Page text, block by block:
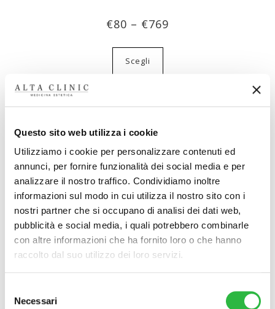
Questo sito web utilizza i cookie
Utilizziamo i cookie per personalizzare contenuti ed
annunci, per fornire funzionalità dei social media e per
analizzare il nostro traffico. Condividiamo inoltre
informazioni sul modo in cui utilizza il nostro sito con i
nostri partner che si occupano di analisi dei dati web,
pubblicità e social media, i quali potrebbero combinarle
con altre informazioni che ha fornito loro o che hanno
raccolto dal suo utilizzo dei loro servizi.
delNecessari
€80 – €769
Scegli
Massaggio Miorilassante
€80–€769
Scegli